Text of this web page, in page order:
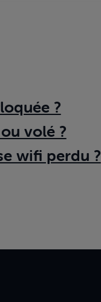
?
volé ?
wifi perdu ?